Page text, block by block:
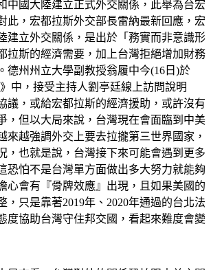
中國大陸建立正式外交關係，此舉為台宏
此，宏都拉斯外交部長雷納最新回應，宏
建立外交關係，是出於「務實而非意識形
拉斯的經濟需要，加上台灣拒絕增加財務
德州州立大學副教授翁履中今(16日)於
》中，接受主持人劉亭廷線上訪問說明
議，或給宏都拉斯的經濟援助，或許沒有
，但以大局來說，台灣現在會面臨到中美
來越強調外交上要去拉攏第三世界國家，
，也就是說，台灣接下來可能會遇到更多
恐怕不是台灣單方面做出多大努力就能夠
心會有『骨牌效應』出現，且如果美國的
，只是靠著2019年、2020年通過的台北法
度協助台灣守住邦交國，看起來難度會變